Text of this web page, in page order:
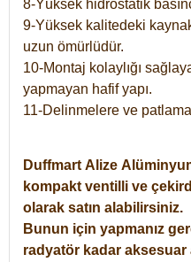
8-Yüksek hidrostatik
9-Yüksek kalitedeki
uzun ömürlüdür.
10-Montaj kolaylığı
yapmayan hafif yapı.
11-Delinmelere ve
Duffmart Alize
kompakt ventilli ve
olarak satın alabilirsiniz.
Bunun için yapmanız
radyatör kadar aksesuar